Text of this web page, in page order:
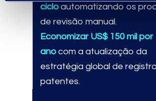
ciclo automatizando os
de revisão manual.
Economizar US$ 150 mil por
ano com a atualização da
estratégia global de
patentes.